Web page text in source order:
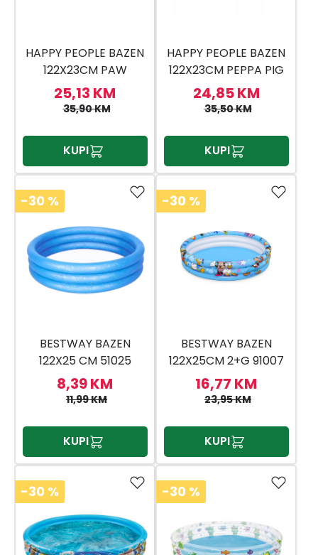
HAPPY PEOPLE BAZEN
122X23CM PAW
PATROL
25,13 KM
35,90 KM
KUPI
HAPPY PEOPLE BAZEN
122X23CM PEPPA PIG
24,85 KM
35,50 KM
KUPI
-30 %
BESTWAY BAZEN
122X25 CM 51025
8,39 KM
11,99 KM
KUPI
-30 %
BESTWAY BAZEN
122X25CM 2+G 91007
16,77 KM
23,95 KM
KUPI
-30 % -30 %